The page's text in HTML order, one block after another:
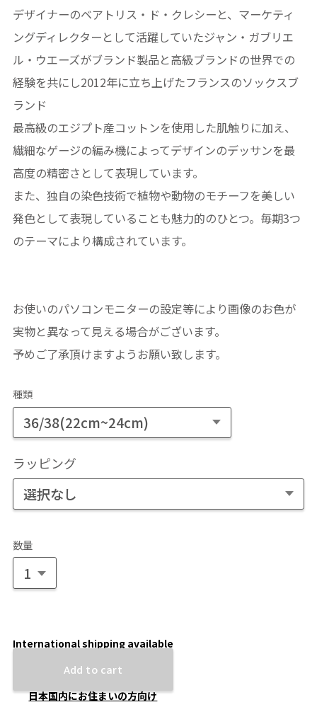
デザイナーのベアトリス・ド・クレシーと、マーケティ
ングディレクターとして活躍していたジャン・ガブリエ
ル・ウエーズがブランド製品と高級ブランドの世界での
経験を共にし2012年に立ち上げたフランスのソックスブ
ランド
最高級のエジプト産コットンを使用した肌触りに加え、
繊細なゲージの編み機によってデザインのデッサンを最
高度の精密さとして表現しています。
また、独自の染色技術で植物や動物のモチーフを美しい
発色として表現していることも魅力的のひとつ。毎期3つ
のテーマにより構成されています。
お使いのパソコンモニターの設定等により画像のお色が
実物と異なって見える場合がございます。
予めご了承頂けますようお願い致します。
種類
ラッピング
数量
International shipping available
Add to cart
日本国内にお住まいの方向け